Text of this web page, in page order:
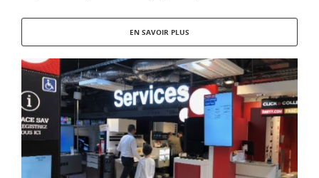
EN SAVOIR PLUS